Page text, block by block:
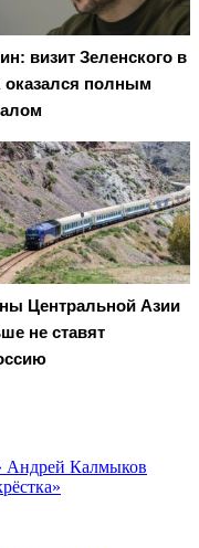
визит Зеленского в
полным
Центральной Азии
не ставят
Андрей Калмыков